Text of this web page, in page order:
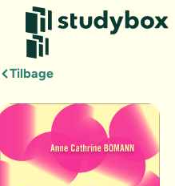
Tilbage